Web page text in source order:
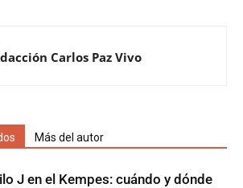
Carlos Paz Vivo
Más del autor
J en el Kempes: cuándo y dónde